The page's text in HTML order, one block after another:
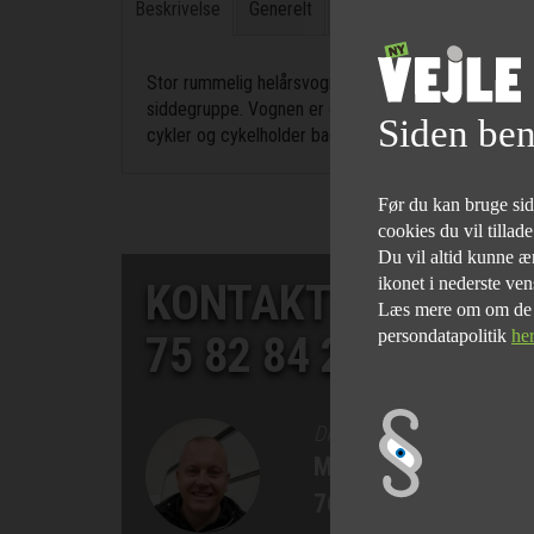
Beskrivelse Generelt
Stor rummelig helårsvogn med masser af plads.
siddegruppe. Vognen er godt udstyret med flg.:
cykler og cykelholder bag på til 3 cykler, og der
KONTAKT
75 82 84 22
DIREKTØR
Morten Bøgelund
76 90 75 77
Siden
Før du kan bruge
cookies du vil
Du vil altid kunne
ikonet i nederste
Læs mere om om
persondatapolitik her